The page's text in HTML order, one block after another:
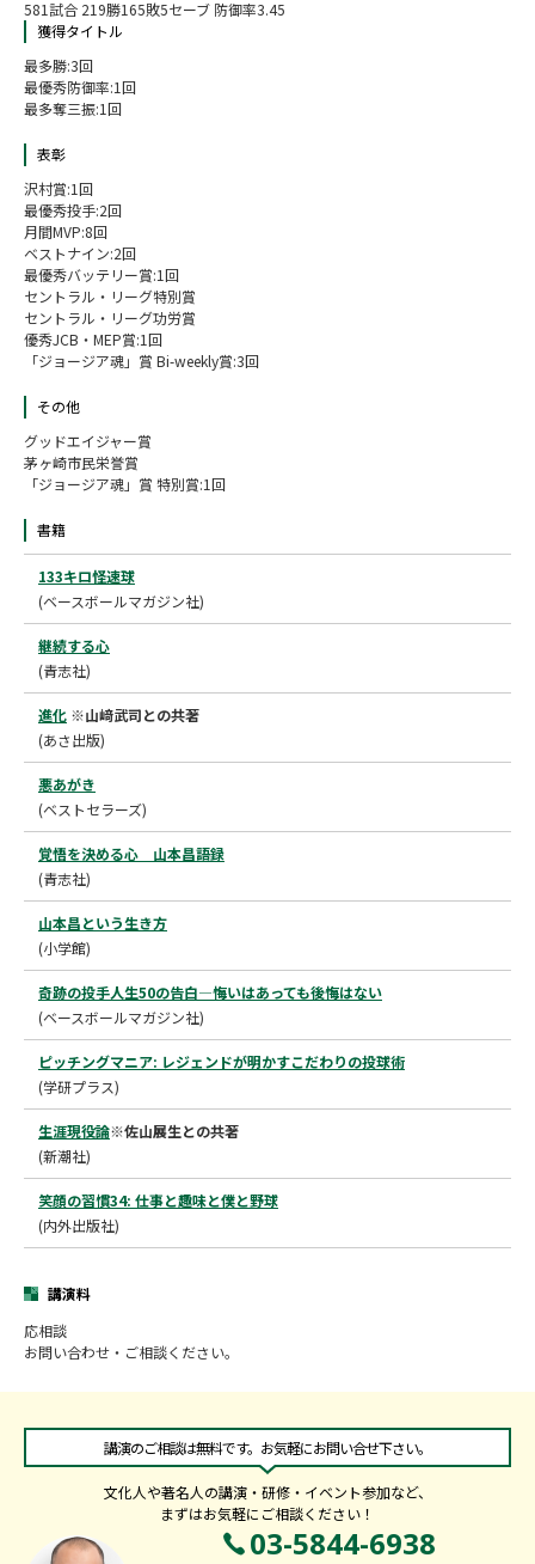
581試合 219勝165敗5セーブ 防御率3.45
獲得タイトル
最多勝:3回
最優秀防御率:1回
最多奪三振:1回
表彰
沢村賞:1回
最優秀投手:2回
月間MVP:8回
ベストナイン:2回
最優秀バッテリー賞:1回
セントラル・リーグ特別賞
セントラル・リーグ功労賞
優秀JCB・MEP賞:1回
「ジョージア魂」賞 Bi-weekly賞:3回
その他
グッドエイジャー賞
茅ヶ崎市民栄誉賞
「ジョージア魂」賞 特別賞:1回
書籍
133キロ怪速球
(ベースボールマガジン社)
継続する心
(青志社)
進化 ※山﨑武司との共著
(あさ出版)
悪あがき
(ベストセラーズ)
覚悟を決める心 山本昌語録
(青志社)
山本昌という生き方
(小学館)
奇跡の投手人生50の告白―悔いはあっても後悔はない
(ベースボールマガジン社)
ピッチングマニア: レジェンドが明かすこだわりの投球術
(学研プラス)
生涯現役論※佐山展生との共著
(新潮社)
笑顔の習慣34: 仕事と趣味と僕と野球
(内外出版社)
講演料
応相談
お問い合わせ・ご相談ください。
講演のご相談は無料です。お気軽にお問い合せ下さい。
文化人や著名人の講演・研修・イベント参加など、
まずはお気軽にご相談ください！
03-5844-6938